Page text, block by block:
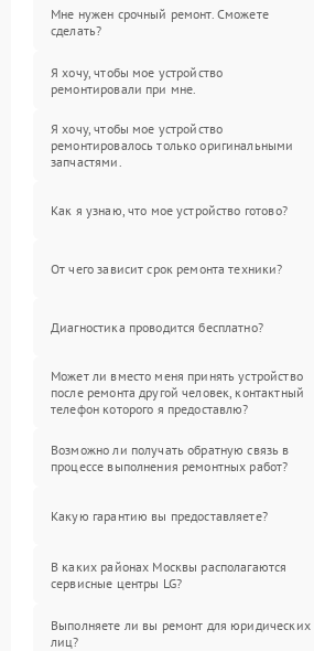
Мне нужен срочный ремонт. Сможете
сделать?
Я хочу, чтобы мое устройство
ремонтировали при мне.
Я хочу, чтобы мое устройство
ремонтировалось только оригинальными
запчастями.
Как я узнаю, что мое устройство готово?
От чего зависит срок ремонта техники?
Диагностика проводится бесплатно?
Может ли вместо меня принять устройство
после ремонта другой человек, контактный
телефон которого я предоставлю?
Возможно ли получать обратную связь в
процессе выполнения ремонтных работ?
Какую гарантию вы предоставляете?
В каких районах Москвы располагаются
сервисные центры LG?
Выполняете ли вы ремонт для юридических
лиц?